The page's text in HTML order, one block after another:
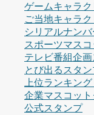
ゲームキャラ
ご当地キャラ
シリアルナンバ
スポーツマス
テレビ番組企
とび出るスタ
上位ランキン
企業マスコッ
公式スタンプ